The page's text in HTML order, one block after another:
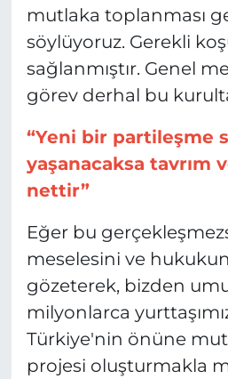
mutlaka toplanması
söylüyoruz. Gerekli
sağlanmıştır. Genel
görev derhal bu
“Yeni bir partileşme
yaşanacaksa tavrım
nettir”
Eğer bu
meselesini ve
gözeterek, bizden
milyonlarca
Türkiye'nin önüne
projesi oluşturmakla